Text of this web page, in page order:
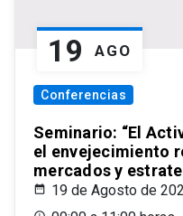
19 AGO
Conferencias
Seminario: “El
el envejecimiento
mercados y
19 de Agosto de